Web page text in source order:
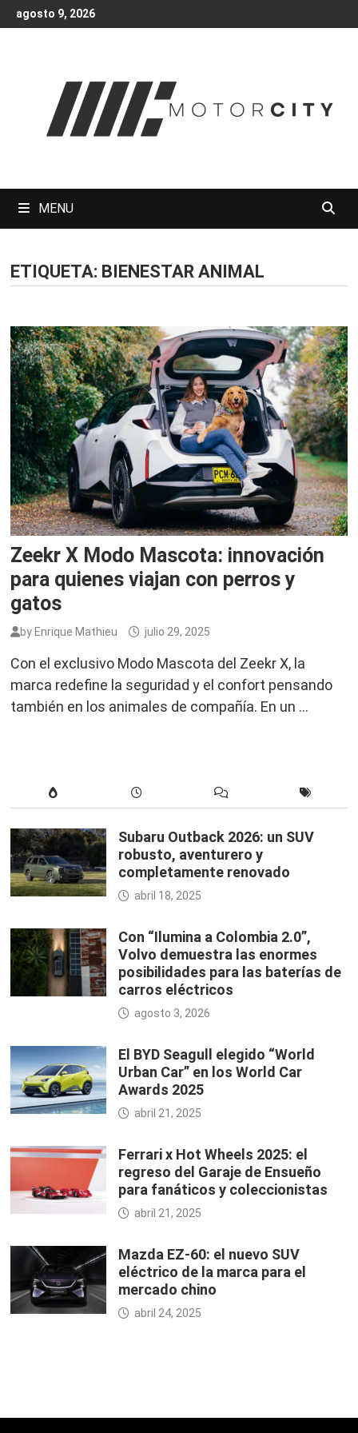
Skip
to
agosto 9, 2026
MENU
ETIQUETA: BIENESTAR ANIMAL
Zeekr X Modo Mascota: innovación
para quienes viajan con perros y
gatos
by Enrique Mathieu julio 29, 2025
Con el exclusivo Modo Mascota del Zeekr X, la
marca redefine la seguridad y el confort pensando
también en los animales de compañía. En un …
Subaru Outback 2026: un SUV
robusto, aventurero y
completamente renovado
abril 18, 2025
Con “Ilumina a Colombia 2.0”,
Volvo demuestra las enormes
posibilidades para las baterías de
carros eléctricos
agosto 3, 2026
El BYD Seagull elegido “World
Urban Car” en los World Car
Awards 2025
abril 21, 2025
Ferrari x Hot Wheels 2025: el
regreso del Garaje de Ensueño
para fanáticos y coleccionistas
abril 21, 2025
Mazda EZ-60: el nuevo SUV
eléctrico de la marca para el
mercado chino
abril 24, 2025